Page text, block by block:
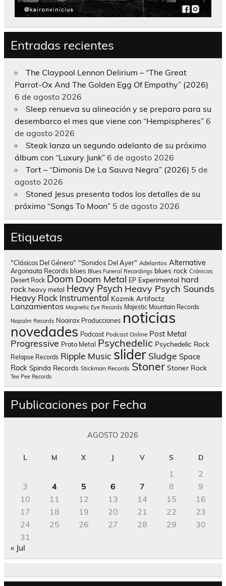
Entradas recientes
The Claypool Lennon Delirium – “The Great
Parrot-Ox And The Golden Egg Of Empathy” (2026)
6 de agosto 2026
Sleep renueva su alineación y se prepara para su
desembarco el mes que viene con “Hempispheres” 6
de agosto 2026
Steak lanza un segundo adelanto de su próximo
álbum con “Luxury Junk” 6 de agosto 2026
Tort – “Dimonis De La Sauva Negra” (2026) 5 de
agosto 2026
Stoned Jesus presenta todos los detalles de su
próximo “Songs To Moon” 5 de agosto 2026
Etiquetas
"Clásicos Del Género" "Sonidos Del Ayer" Adelantos Alternative
Argonauta Records blues Blues Funeral Recordings blues rock Crónicas
Desert Rock Doom Doom Metal EP Experimental hard
rock heavy metal Heavy Psych Heavy Psych Sounds
Heavy Rock Instrumental Kozmik Artifactz
Lanzamientos Magnetic Eye Records Majestic Mountain Records
Napalm Records Nooirax Producciones noticias
novedades Podcast Podcast Online Post Metal
Progressive Proto Metal Psychedelic Psychedelic Rock
Relapse Records Ripple Music slider Sludge Space
Rock Spinda Records Stickman Records Stoner Stoner Rock
Tee Pee Records
Publicaciones por Fecha
AGOSTO 2026
L M X J V S D
1
2
3
4 5 6 7 8
9
10
11 12 13 14 15
16
17
18 19 20 21 22
23
24
25 26 27 28 29
30
31
« Jul